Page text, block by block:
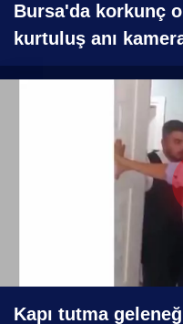
Bursa'da korkunç
kurtuluş anı
Kapı tutma